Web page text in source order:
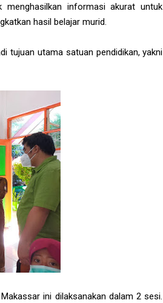
menghasilkan informasi akurat untuk
hasil belajar murid.
tujuan utama satuan pendidikan, yakni
ini dilaksanakan dalam 2 sesi.